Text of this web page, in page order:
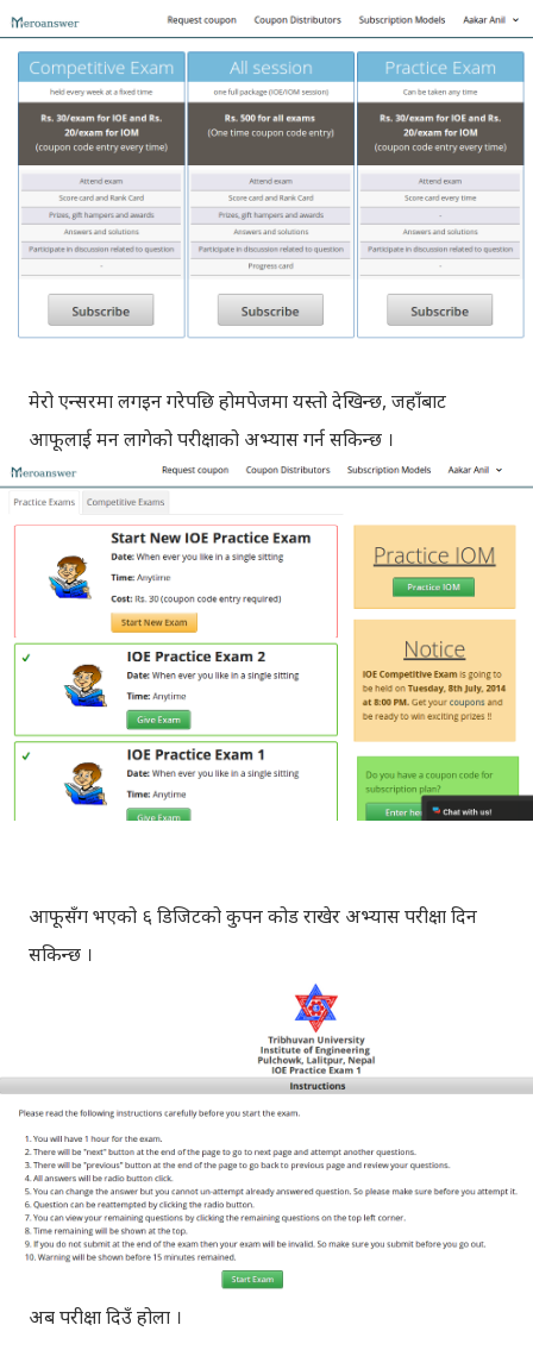
मेरो एन्सरमा लगइन गरेपछि होमपेजमा यस्तो देखिन्छ, जहाँबाट
आफूलाई मन लागेको परीक्षाको अभ्यास गर्न सकिन्छ ।
आफूसँग भएको ६ डिजिटको कुपन कोड राखेर अभ्यास परीक्षा दिन
सकिन्छ ।
अब परीक्षा दिउँ होला ।